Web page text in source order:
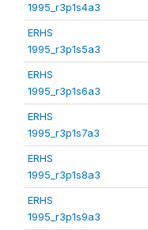
1995_r3p1s4a3
ERHS
1995_r3p1s5a3
ERHS
1995_r3p1s6a3
ERHS
1995_r3p1s7a3
ERHS
1995_r3p1s8a3
ERHS
1995_r3p1s9a3